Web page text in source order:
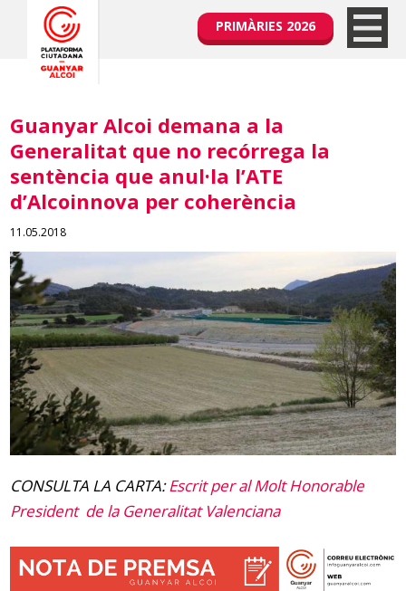
PRIMÀRIES 2026
Guanyar Alcoi demana a la
Generalitat que no recórrega la
sentència que anul·la l’ATE
d’Alcoinnova per coherència
11.05.2018
CONSULTA LA CARTA:Escrit per al Molt Honorable
President de la Generalitat Valenciana